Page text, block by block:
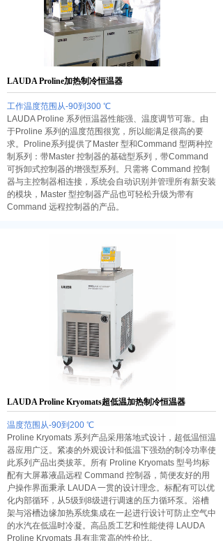
工作温度范围从-90到300 ℃
LAUDA Proline 系列恒温器性能强、温度调节可靠。由
于Proline 系列的温度范围很宽，所以能满足很高的要
求。Proline系列提供了Master 型和Command 型两种控
制系列：带Master 控制器的基础型系列，带Command
可拆卸式控制器的增强型系列。只需将 Command 控制
器与主控制器相连接，系统会自动识别并管理所有新安装
的模块，Master 型控制器产品也可轻松升级为带有
Command 远程控制器的产品。
LAUDA Proline加热制冷恒温器
温度范围从-90到200 ℃
Proline Kryomats 系列产品采用落地式设计，超低温恒温
器应用广泛。紧凑的外观设计和低温下强劲的制冷功率使
此系列产品出类拔萃。所有 Proline Kryomats 型号均标
配有大屏幕液晶远程 Command 控制器，简便友好的用
户操作界面秉承 LAUDA 一贯的设计理念。标配有可以优
化内部循环，从5级到8级进行调速的压力循环泵。浴槽
架与浴槽边缘加热系统集成在一起进行设计可防止空气中
的水汽在低温时冷凝。高品质工艺和性能使得 LAUDA
Proline Kryomats 具有非常高的性价比。
LAUDA Proline Kryomats超低温加热制冷恒温器